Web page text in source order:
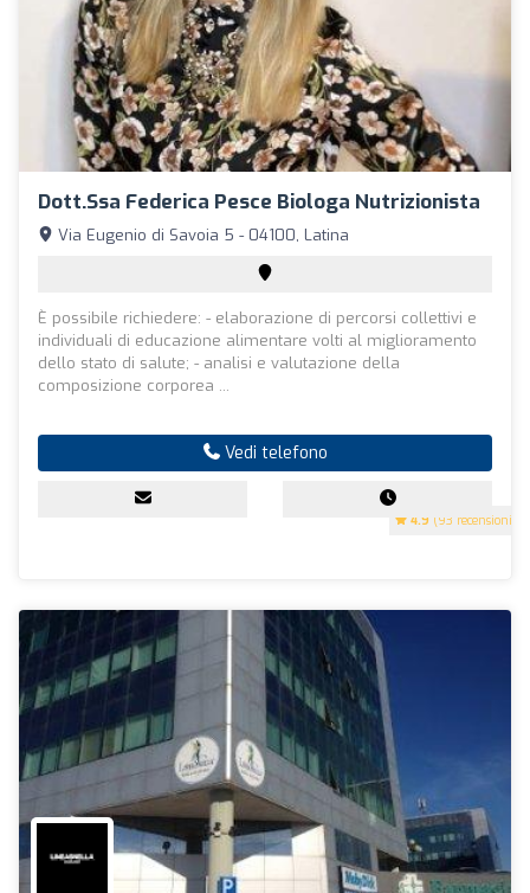
Dott.ssa Federica Pesce Biologa Nutrizionista
4.9 (93 recensioni)
Via Eugenio di Savoia 5 - 04100, Latina
È possibile richiedere: - elaborazione di percorsi collettivi e
individuali di educazione alimentare volti al miglioramento
dello stato di salute; - analisi e valutazione della
composizione corporea ...
Vedi telefono